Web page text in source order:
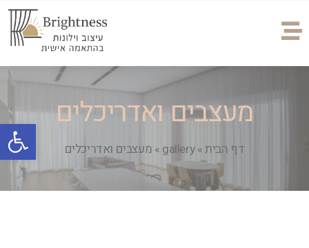
מעצבים ואדריכלים
דף הבית»
gallery
» מעצבים ואדריכלים